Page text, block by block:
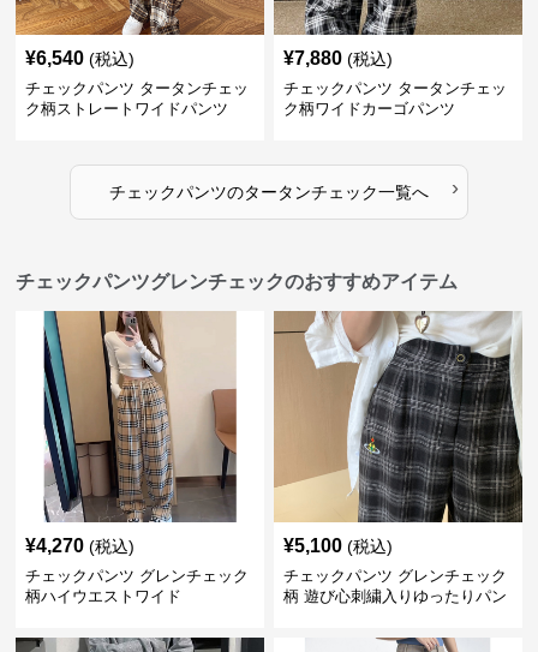
¥6,540 (税込)
チェックパンツ タータンチェッ
ク柄ストレートワイドパンツ
¥7,880 (税込)
チェックパンツ タータンチェッ
ク柄ワイドカーゴパンツ
チェックパンツのタータンチェック一覧へ ›
チェックパンツグレンチェックのおすすめアイテム
¥4,270 (税込)
チェックパンツ グレンチェック
柄ハイウエストワイド
¥5,100 (税込)
チェックパンツ グレンチェック
柄 遊び心刺繍入りゆったりパン